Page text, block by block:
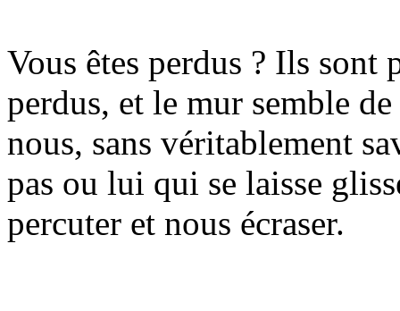
Vous êtes perdus ? Ils sont
perdus, et le mur semble
nous, sans véritablement
pas ou lui qui se laisse
percuter et nous écraser.